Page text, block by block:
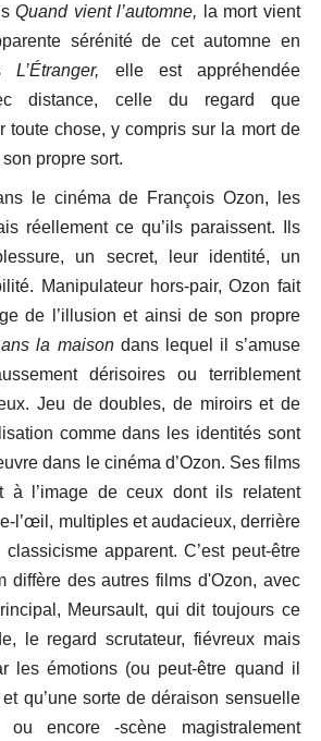
Quand vient l’automne, la mort vient
sérénité de cet automne en
L’Étranger, elle est appréhendée
distance, celle du regard que
toute chose, y compris sur la mort de
propre sort.
le cinéma de François Ozon, les
réellement ce qu’ils paraissent. Ils
un secret, leur identité, un
Manipulateur hors-pair, Ozon fait
de l’illusion et ainsi de son propre
la maisondans lequel il s’amuse
dérisoires ou terriblement
Jeu de doubles, de miroirs et de
comme dans les identités sont
dans le cinéma d’Ozon. Ses films
à l’image de ceux dont ils relatent
l’œil, multiples et audacieux, derrière
apparent. C’est peut-être
diffère des autres films d'Ozon, avec
Meursault, qui dit toujours ce
le regard scrutateur, fiévreux mais
les émotions (ou peut-être quand il
qu’une sorte de déraison sensuelle
encore -scène magistralement